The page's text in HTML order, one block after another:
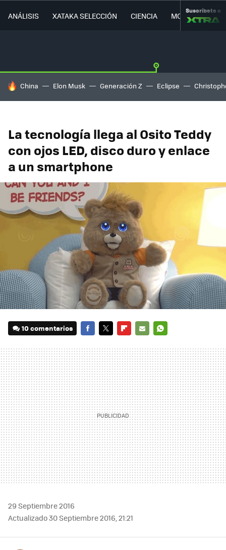
ANÁLISIS XATAKA SELECCIÓN CIENCIA MOVILIDAD
Suscríbete a
HOY SE HABLA DE
China Elon Musk Generación Z Eclipse
La tecnología llega al Osito Teddy
con ojos LED, disco duro y enlace
a un smartphone
10 comentarios
MAIL
29 Septiembre 2016
Actualizado 30 Septiembre 2016, 21:21